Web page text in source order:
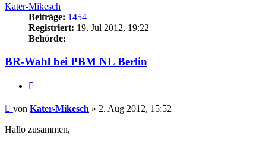
Kater-Mikesch
Beiträge: 1454
Registriert: 19. Jul 2012, 19:22
Behörde:
BR-Wahl bei PBM NL Berlin
Beitrag
von Kater-Mikesch » 2. Aug 2012, 15:52
Hallo zusammen,